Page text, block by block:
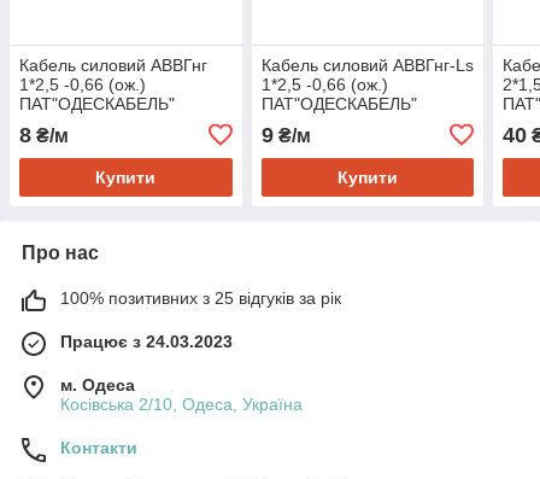
Кабель силовий АВВГнг
1*2,5 -0,66 (ож.)
ПАТ"ОДЕСКАБЕЛЬ"
8 ₴/м
Купити
Кабель силовий АВВГнг-Ls
1*2,5 -0,66 (ож.)
ПАТ"ОДЕСКАБЕЛЬ"
9₴/м
Купити
40
Про нас
100% позитивних з 25 відгуків за рік
Працює з 24.03.2023
м. Одеса
Косівська 2/10, Одеса, Україна
Контакти